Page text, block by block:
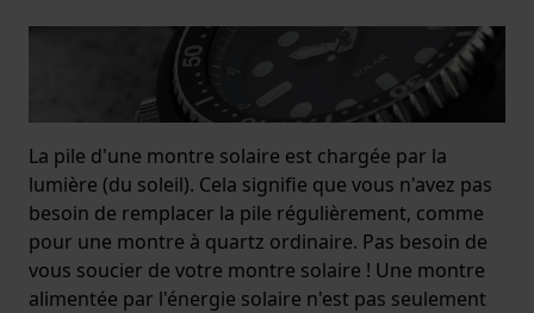
La pile d'une montre solaire est chargée par la
lumière (du soleil). Cela signifie que vous n'avez pas
besoin de remplacer la pile régulièrement, comme
pour une montre à quartz ordinaire. Pas besoin de
vous soucier de votre montre solaire ! Une montre
alimentée par l'énergie solaire n'est pas seulement